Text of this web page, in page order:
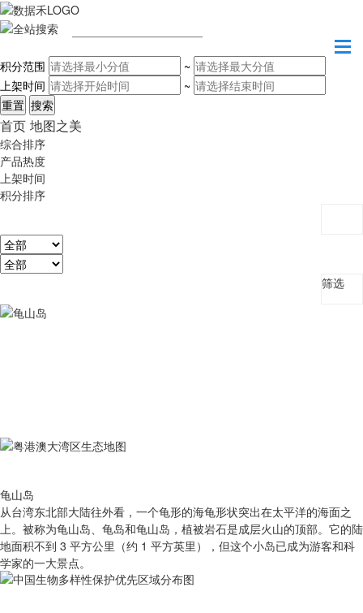
积分范围
~
上架时间
~
首页 地图之美
综合排序
产品热度
上架时间
积分排序
筛选
龟山岛
从台湾东北部大陆往外看，一个龟形的海龟形状突出在太平洋的海面之
上。被称为龟山岛、龟岛和龟山岛，植被岩石是成层火山的顶部。它的陆
地面积不到 3 平方公里（约 1 平方英里），但这个小岛已成为游客和科
学家的一大景点。